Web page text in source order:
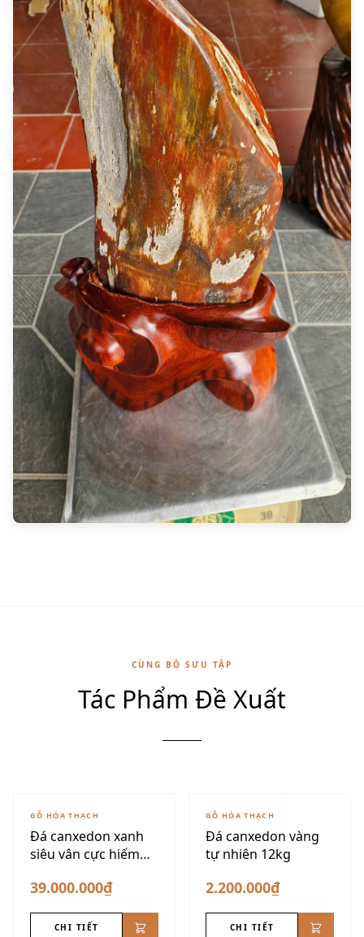
CÙNG BỘ SƯU TẬP
Tác Phẩm Đề Xuất
GỖ HÓA THẠCH
Đá canxedon xanh
siêu vân cực hiếm
39.000.000₫
CHI TIẾT
GỖ HÓA THẠCH
Đá canxedon vàng
tự nhiên 12kg
2.200.000₫
CHI TIẾT